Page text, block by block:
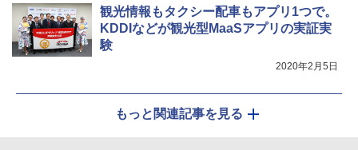
観光情報もタクシー配車もアプリ1つで。
KDDIなどが観光型MaaSアプリの実証実
験
2020年2月5日
もっと関連記事を見る